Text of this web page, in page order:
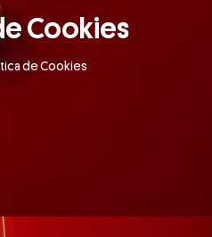
Cookies
de Cookies